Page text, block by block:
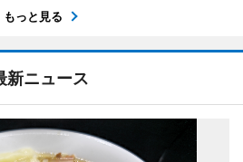
もっと見る
新ニュース